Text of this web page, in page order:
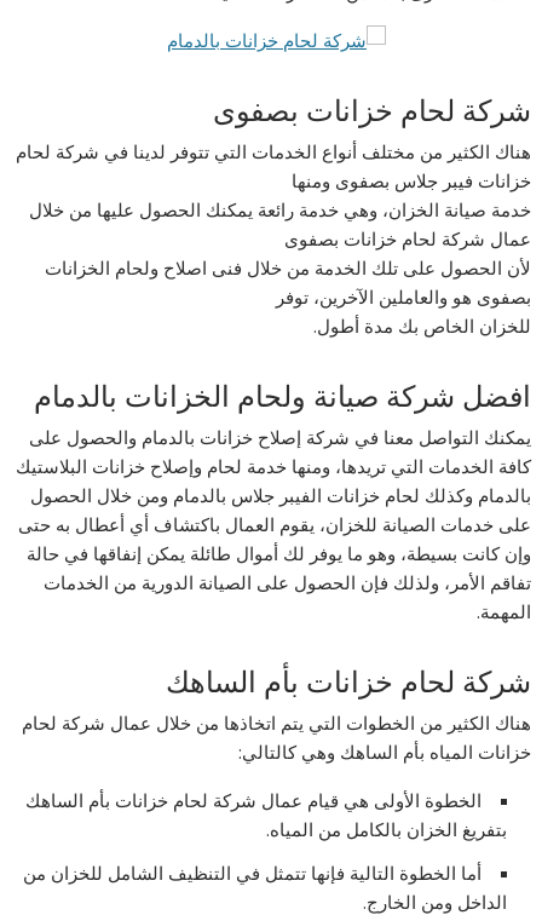
شركة لحام خزانات بصفوى
هناك الكثير من مختلف أنواع الخدمات التي تتوفر لدينا في شركة لحام
خزانات فيبر جلاس بصفوى ومنها
خدمة صيانة الخزان، وهي خدمة رائعة يمكنك الحصول عليها من خلال
عمال شركة لحام خزانات بصفوى
لأن الحصول على تلك الخدمة من خلال فنى اصلاح ولحام الخزانات
بصفوى هو والعاملين الآخرين، توفر
للخزان الخاص بك مدة أطول.
افضل شركة صيانة ولحام الخزانات بالدمام
يمكنك التواصل معنا في شركة إصلاح خزانات بالدمام والحصول على
كافة الخدمات التي تريدها، ومنها خدمة لحام وإصلاح خزانات البلاستيك
بالدمام وكذلك لحام خزانات الفيبر جلاس بالدمام ومن خلال الحصول
على خدمات الصيانة للخزان، يقوم العمال باكتشاف أي أعطال به حتى
وإن كانت بسيطة، وهو ما يوفر لك أموال طائلة يمكن إنفاقها في حالة
تفاقم الأمر، ولذلك فإن الحصول على الصيانة الدورية من الخدمات
المهمة.
شركة لحام خزانات بأم الساهك
هناك الكثير من الخطوات التي يتم اتخاذها من خلال عمال شركة لحام
خزانات المياه بأم الساهك وهي كالتالي:
الخطوة الأولى هي قيام عمال شركة لحام خزانات بأم الساهك
بتفريغ الخزان بالكامل من المياه.
أما الخطوة التالية فإنها تتمثل في التنظيف الشامل للخزان من
الداخل ومن الخارج.